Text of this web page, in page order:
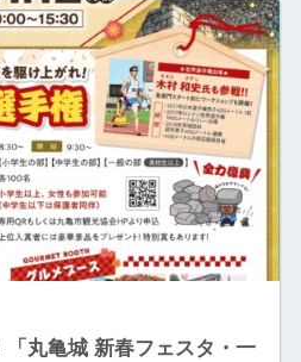
丸亀城 新春フェスタ・一